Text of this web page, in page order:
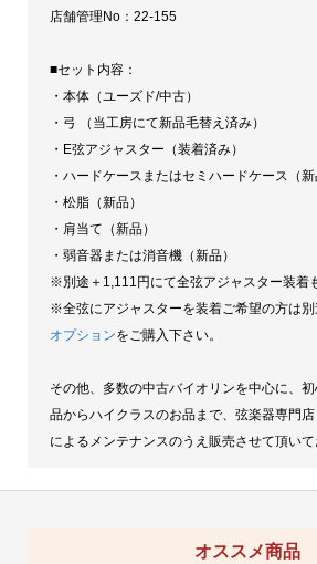
店舗管理No：22-155
■セット内容：
・本体（ユーズド/中古）
・弓 （当工房にて新品毛替え済み）
・E弦アジャスター（装着済み）
・ハードケースまたはセミハードケース（新
・松脂（新品）
・肩当て（新品）
・弱音器または消音機（新品）
※別途＋1,111円にて全弦アジャスター装着
※全弦にアジャスターを装着ご希望の方は別
オプションをご購入下さい。
その他、多数の中古バイオリンを中心に、
品からハイクラスのお品まで、弦楽器専門
によるメンテナンスのうえ販売させて頂いて
オススメ商品